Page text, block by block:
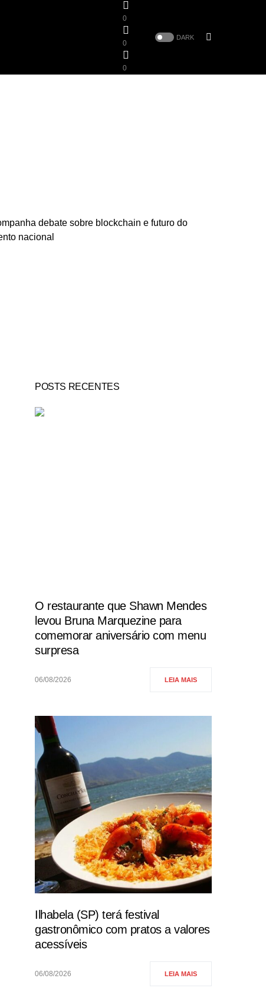
0
0
0
DARK
POSTS RECENTES
O restaurante que Shawn Mendes
levou Bruna Marquezine para
comemorar aniversário com menu
surpresa
06/08/2026 LEIA MAIS
Ilhabela (SP) terá festival
gastronômico com pratos a valores
acessíveis
06/08/2026 LEIA MAIS